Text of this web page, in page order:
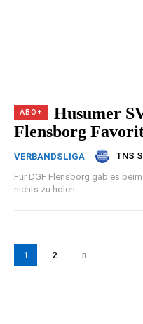
Husumer
Flensborg
VERBANDSLIGA TNS
Für DGF Flensborg gab es
nichts zu holen.
1 2